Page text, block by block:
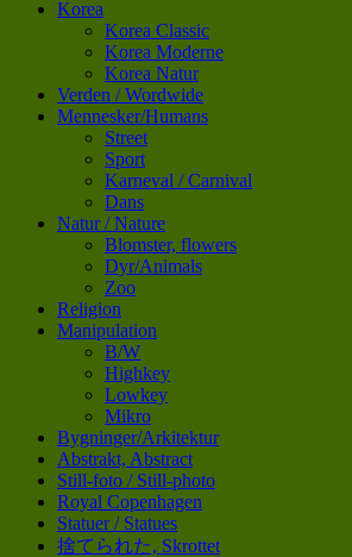
Korea
Korea Classic
Korea Moderne
Korea Natur
Verden / Wordwide
Mennesker/Humans
Street
Sport
Karneval / Carnival
Dans
Natur / Nature
Blomster, flowers
Dyr/Animals
Zoo
Religion
Manipulation
B/W
Highkey
Lowkey
Mikro
Bygninger/Arkitektur
Abstrakt, Abstract
Still-foto / Still-photo
Royal Copenhagen
Statuer / Statues
捨てられた, Skrottet